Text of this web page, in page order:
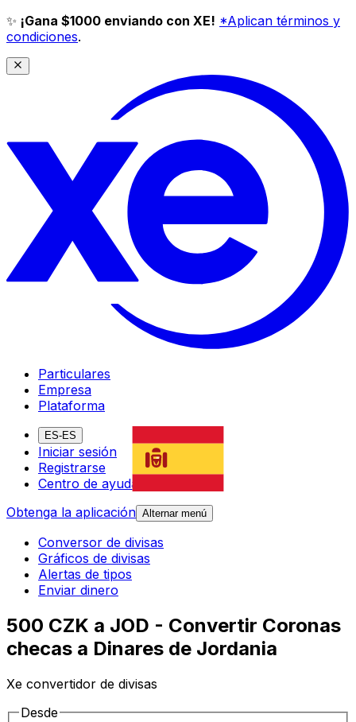
✨ ¡Gana $1000 enviando con XE! *Aplican términos y
condiciones.
Particulares
Empresa
Plataforma
ES-ES
Iniciar sesión
Registrarse
Centro de ayuda
Obtenga la aplicación Alternar menú
Conversor de divisas
Gráficos de divisas
Alertas de tipos
Enviar dinero
500 CZK a JOD - Convertir Coronas
checas a Dinares de Jordania
Xe convertidor de divisas
Desde